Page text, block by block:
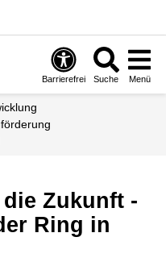
Barrierefrei Suche Menü
Ring in